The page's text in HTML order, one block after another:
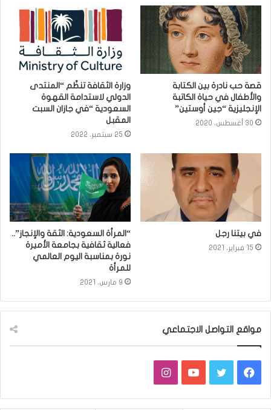
قصة حب نادرة بين الكتابة
والأطفال في حياة الكاتبة
الإنجليزية “جين أوستين”
30 أغسطس، 2020
وزارة الثقافة تنظّم “المنتدى
الدولي لاستدامة القهوة
السعودية “في جازان السبت
المقبل
25 سبتمبر، 2022
في بيتنا رجل
15 فبراير، 2021
“المرأة السعودية: الثقة والإنجاز”..
فعالية ثقافية بجامعة الأميرة
نورة بمناسبة اليوم العالمي
للمرأة
9 مارس، 2021
مواقع التواصل الاجتماعي
فيسبوكتويتر يوتيوبانستقرام